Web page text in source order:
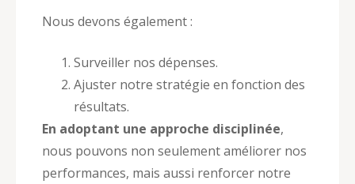
Nous devons également :
Surveiller nos dépenses.
Ajuster notre stratégie en fonction des
résultats.
En adoptant une approche disciplinée,
nous pouvons non seulement améliorer nos
performances, mais aussi renforcer notre